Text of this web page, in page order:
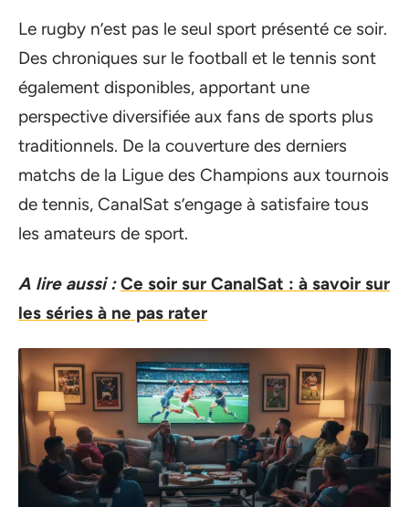
Le rugby n’est pas le seul sport présenté ce soir.
Des chroniques sur le football et le tennis sont
également disponibles, apportant une
perspective diversifiée aux fans de sports plus
traditionnels. De la couverture des derniers
matchs de la Ligue des Champions aux tournois
de tennis, CanalSat s’engage à satisfaire tous
les amateurs de sport.
A lire aussi : Ce soir sur CanalSat : à savoir sur
les séries à ne pas rater